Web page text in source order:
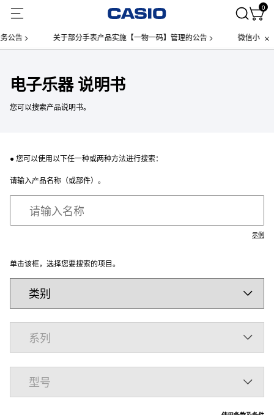
0
公告 > 关于部分手表产品实施【一物一码】管理的公告 > 微信小程
电子乐器 说明书
您可以搜索产品说明书。
● 您可以使用以下任一种或两种方法进行搜索：
请输入产品名称（或部件）。
示例
单击该框，选择您要搜索的项目。